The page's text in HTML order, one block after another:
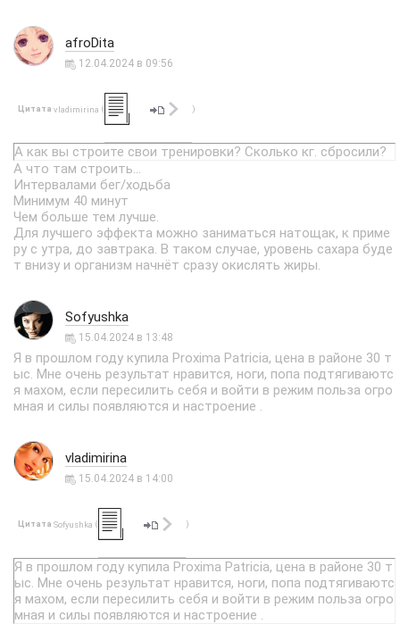
afroDita
12.04.2024 в 09:56
Цитата vladimirina ( )
А как вы строите свои тренировки? Сколько кг. сбросили?
А что там строить...
Интервалами бег/ходьба
Минимум 40 минут
Чем больше тем лучше.
Для лучшего эффекта можно заниматься натощак, к приме
ру с утра, до завтрака. В таком случае, уровень сахара буде
т внизу и организм начнёт сразу окислять жиры.
Sofyushka
15.04.2024 в 13:48
Я в прошлом году купила Proxima Patricia, цена в районе 30 т
ыс. Мне очень результат нравится, ноги, попа подтягиваютс
я махом, если пересилить себя и войти в режим польза огро
мная и силы появляются и настроение .
vladimirina
15.04.2024 в 14:00
Цитата Sofyushka ( )
Я в прошлом году купила Proxima Patricia, цена в районе 30 т
ыс. Мне очень результат нравится, ноги, попа подтягиваютс
я махом, если пересилить себя и войти в режим польза огро
мная и силы появляются и настроение .